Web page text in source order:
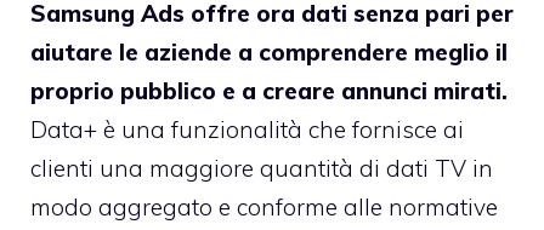
Samsung Ads offre ora dati senza pari per
aiutare le aziende a comprendere meglio il
proprio pubblico e a creare annunci mirati.
Data+ è una funzionalità che fornisce ai
clienti una maggiore quantità di dati TV in
modo aggregato e conforme alle normative